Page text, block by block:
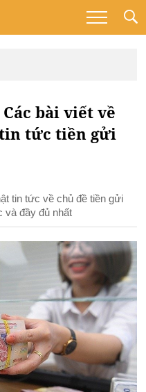
bài viết về
tức tiền gửi
tin tức về chủ đề tiền gửi
và đầy đủ nhất